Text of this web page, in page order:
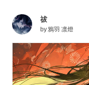
祓
by鴉羽 凛燈